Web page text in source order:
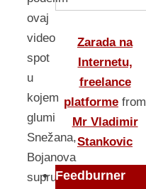
ovaj
video
spot
u
kojem
glumi
Snežana,
Bojanova
supruga
Zarada na
Internetu,
freelance
platforme from
Mr Vladimir
Stankovic
Feedburner